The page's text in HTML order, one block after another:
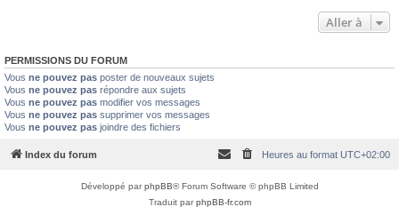
Aller à
PERMISSIONS DU FORUM
Vous ne pouvez pas poster de nouveaux sujets
Vous ne pouvez pas répondre aux sujets
Vous ne pouvez pas modifier vos messages
Vous ne pouvez pas supprimer vos messages
Vous ne pouvez pas joindre des fichiers
Index du forum Heures au format UTC+02:00
Développé parphpBB® Forum Software © phpBB Limited
Traduit parphpBB-fr.com